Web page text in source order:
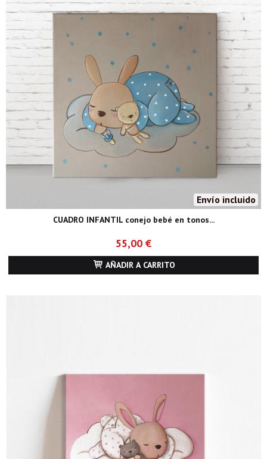
Envío incluido
CUADRO INFANTIL conejo bebé en tonos...
55,00 €
AÑADIR A CARRITO